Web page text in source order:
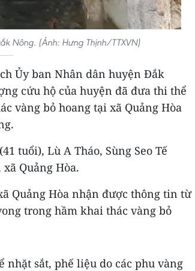
Nông. (Ảnh: Hưng Thịnh/TTXVN)
Ủy ban Nhân dân huyện Đắk
cứu hộ của huyện đã đưa thi thể
vàng bỏ hoang tại xã Quảng Hòa
tuổi), Lù A Tháo, Sùng Seo Tế
Quảng Hòa.
Quảng Hòa nhận được thông tin từ
trong hầm khai thác vàng bỏ
nhặt sắt, phế liệu do các phu vàng